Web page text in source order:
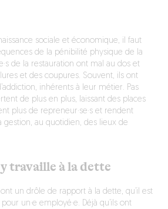
sociale et économique, il faut
de la pénibilité physique de la
de la restauration ont mal au dos et
et des coupures. Souvent, ils ont
inhérents à leur métier. Pas
de plus en plus, laissant des places
plus de repreneur·se·s et rendent
gestion, au quotidien, des lieux de
y travaille à la dette
ont un drôle de rapport à la dette, qu’il est
un·e employé·e. Déjà qu’ils ont